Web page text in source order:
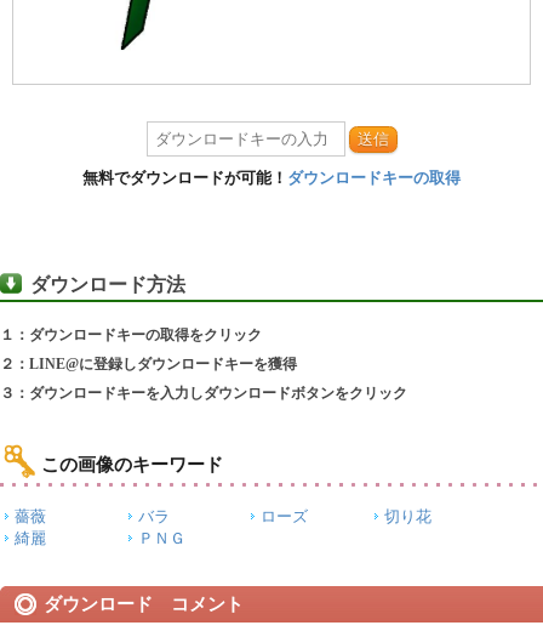
送信
無料でダウンロードが可能！ ダウンロードキーの取得
ダウンロード方法
１：ダウンロードキーの取得をクリック
２：LINE@に登録しダウンロードキーを獲得
３：ダウンロードキーを入力しダウンロードボタンをクリック
この画像のキーワード
薔薇 バラ ローズ
切り花
綺麗
ＰＮＧ
ダウンロード コメント